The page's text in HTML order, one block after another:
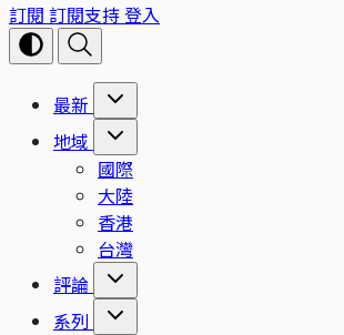
訂閱 訂閱支持登入
最新
地域
國際
大陸
香港
台灣
評論
系列